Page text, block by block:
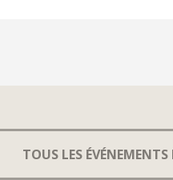
TOUS LES ÉVÉNEMENTS